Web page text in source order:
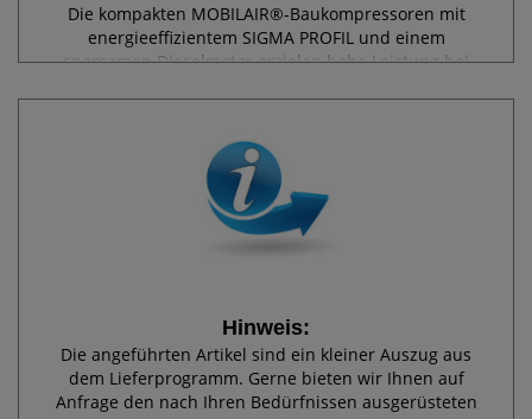
Die kompakten MOBILAIR®-Baukompressoren mit
energieeffizientem SIGMA PROFIL und einem
sparsamen Dieselmotor erzielen hohe Leistung bei
Hinweis:
Die angeführten Artikel sind ein kleiner Auszug aus
dem Lieferprogramm. Gerne bieten wir Ihnen auf
Anfrage den nach Ihren Bedürfnissen ausgerüsteten